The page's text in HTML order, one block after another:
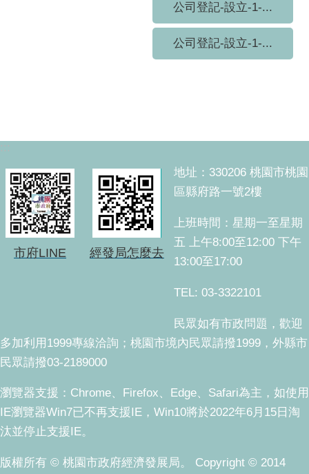
公司登記-設立-1-...
公司登記-設立-1-...
:::
市府LINE 經發局怎麼去
地址：330206 桃園市桃園
區縣府路一號2樓
上班時間：星期一至星期
五 上午8:00至12:00 下午
13:00至17:00
TEL: 03-3322101
民眾如有市政問題，歡迎
多加利用1999專線洽詢；桃園市境內民眾請撥1999，外縣市
民眾請撥03-2189000
瀏覽器支援：Chrome、Firefox、Edge、Safari為主，如使用
IE瀏覽器Win7已不再支援IE，Win10將於2022年6月15日淘
汰並停止支援IE。
版權所有 © 桃園市政府經濟發展局。 Copyright © 2014